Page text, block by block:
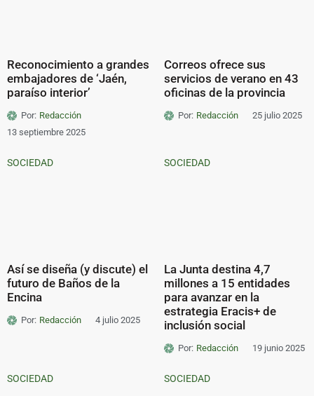
Reconocimiento a grandes
embajadores de ‘Jaén,
paraíso interior’
Por: Redacción
13 septiembre 2025
Correos ofrece sus
servicios de verano en 43
oficinas de la provincia
Por: Redacción 25 julio 2025
SOCIEDAD
Así se diseña (y discute) el
futuro de Baños de la
Encina
Por: Redacción 4 julio 2025
SOCIEDAD
La Junta destina 4,7
millones a 15 entidades
para avanzar en la
estrategia Eracis+ de
inclusión social
Por: Redacción 19 junio 2025
SOCIEDAD SOCIEDAD